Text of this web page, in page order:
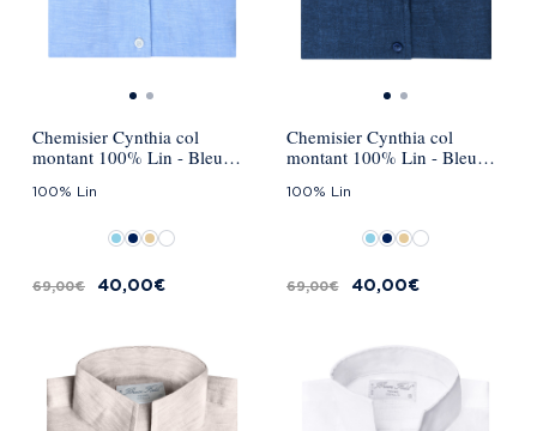
Chemisier Cynthia col
montant 100% Lin - Bleu
100% Lin
69,00 € 40,00 €
Chemisier Cynthia col
montant 100% Lin - Bleu
100% Lin
69,00 € 40,00 €